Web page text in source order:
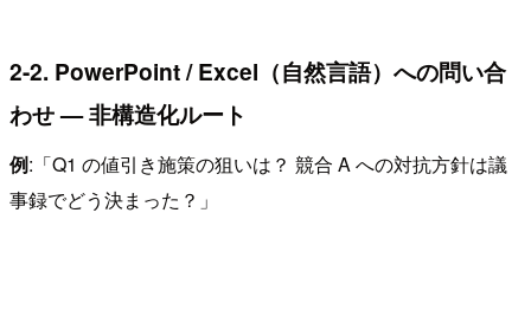
2-2. PowerPoint / Excel（自然言語）への問い合
わせ — 非構造化ルート
例:「Q1 の値引き施策の狙いは？ 競合 A への対抗方針は議
事録でどう決まった？」